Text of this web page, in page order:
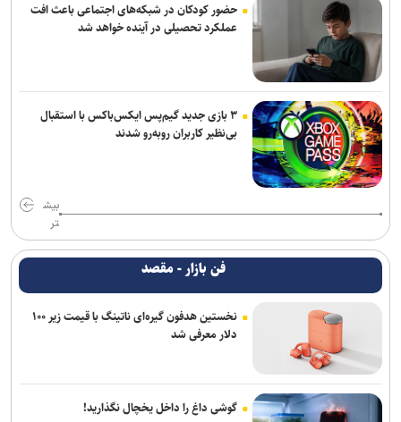
حضور کودکان در شبکه‌های اجتماعی باعث افت
عملکرد تحصیلی در آینده خواهد شد
۳ بازی جدید گیم‌پس ایکس‌باکس با استقبال
بی‌نظیر کاربران روبه‌رو شدند
بیش
تر
فن بازار - مقصد
نخستین هدفون گیره‌ای ناتینگ با قیمت زیر ۱۰۰
دلار معرفی شد
گوشی داغ را داخل یخچال نگذارید!